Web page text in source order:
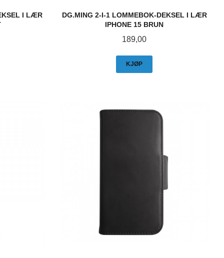
I LÆR
DG.MING 2-I-1 LOMMEBOK-DEKSEL I LÆR
IPHONE 15 BRUN
Pris
189,00
KJØP